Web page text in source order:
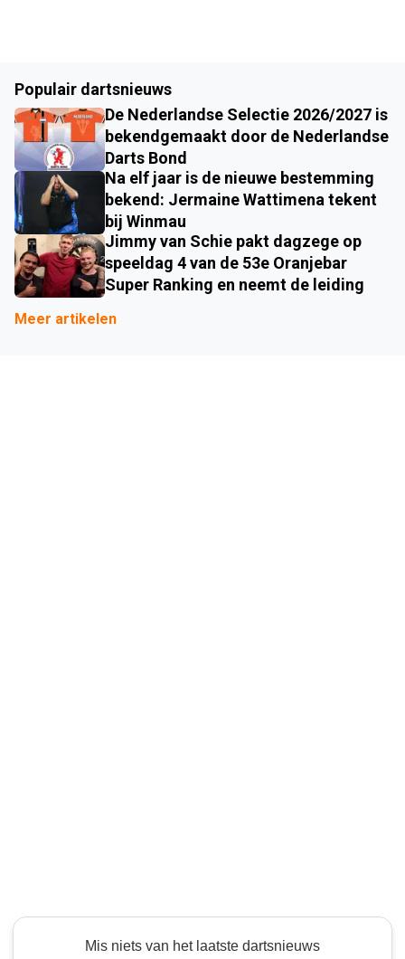
Populair dartsnieuws
De Nederlandse Selectie 2026/2027 is
bekendgemaakt door de Nederlandse
Darts Bond
Na elf jaar is de nieuwe bestemming
bekend: Jermaine Wattimena tekent
bij Winmau
Jimmy van Schie pakt dagzege op
speeldag 4 van de 53e Oranjebar
Super Ranking en neemt de leiding
Meer artikelen
Mis niets van het laatste dartsnieuws